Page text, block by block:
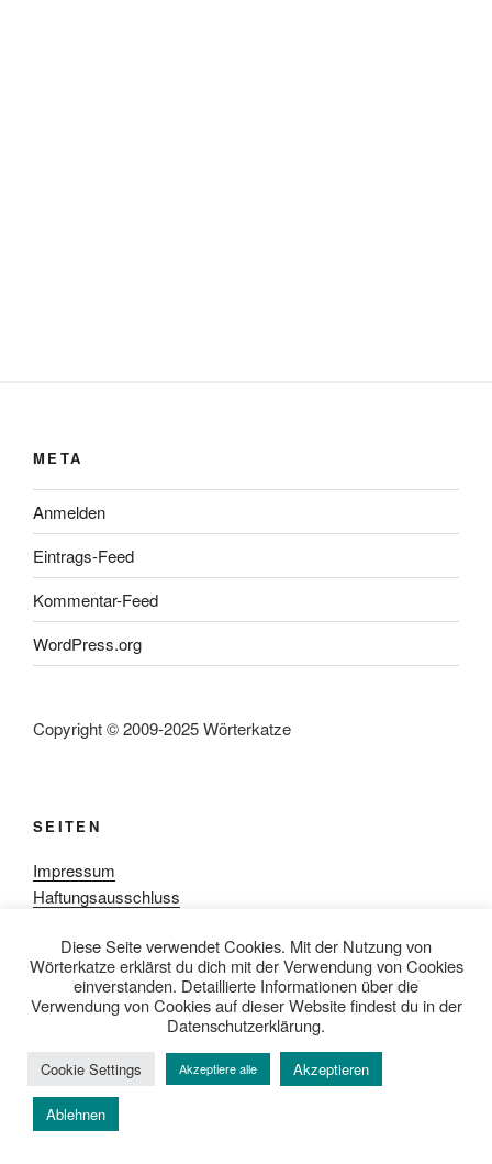
META
Anmelden
Eintrags-Feed
Kommentar-Feed
WordPress.org
Copyright © 2009-2025 Wörterkatze
SEITEN
Impressum
Haftungsausschluss
Rezensionpolitik
Bewertungsschema
Media-Kit
Datenschutzerklärung
Diese Seite verwendet Cookies. Mit der Nutzung von
Wörterkatze erklärst du dich mit der Verwendung von Cookies
einverstanden. Detaillierte Informationen über die
Verwendung von Cookies auf dieser Website findest du in der
Datenschutzerklärung.
Cookie Settings Akzeptiere alle Akzeptieren
Ablehnen